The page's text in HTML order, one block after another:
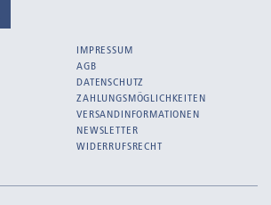
IMPRESSUM
AGB
DATENSCHUTZ
ZAHLUNGSMÖGLICHKEITEN
VERSANDINFORMATIONEN
NEWSLETTER
WIDERRUFSRECHT